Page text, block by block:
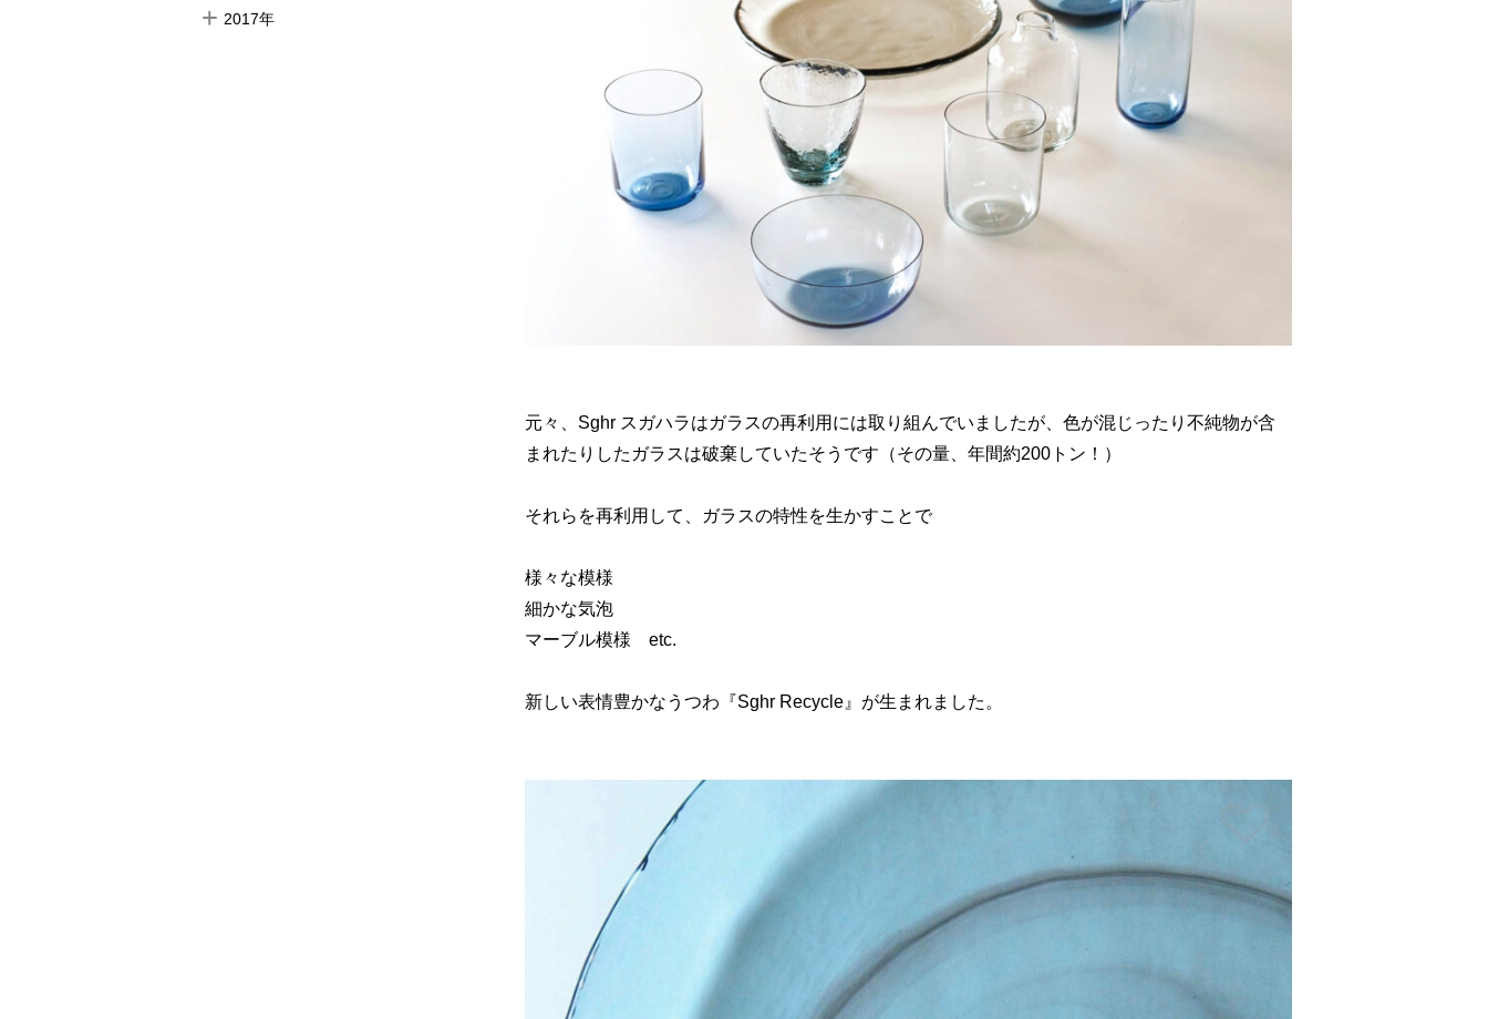
元々、Sghr スガハラはガラスの再利用には取り組んでいましたが、色が混じったり不純物が含
まれたりしたガラスは破棄していたそうです（その量、年間約200トン！）
それらを再利用して、ガラスの特性を生かすことで
様々な模様
細かな気泡
マーブル模様 etc.
新しい表情豊かなうつわ『Sghr Recycle』が生まれました。
2017年